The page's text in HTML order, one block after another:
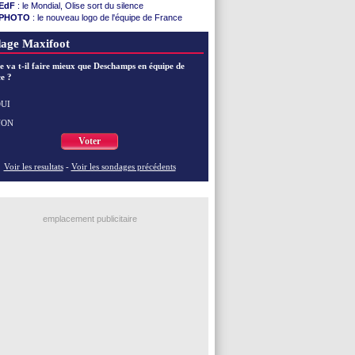
: le Mondial, Olise sort du silence
: le nouveau logo de l'équipe de France
: Zidane et l'argent, les mots de Diallo
: Zidane pense déjà à un retour de Mendy
: le message de Mbappé à Zidane
Maxifoot
va t-il faire mieux que Deschamps en équipe de
?
Voter
Voir les resultats - Voir les sondages précédents
emplacement publicitaire